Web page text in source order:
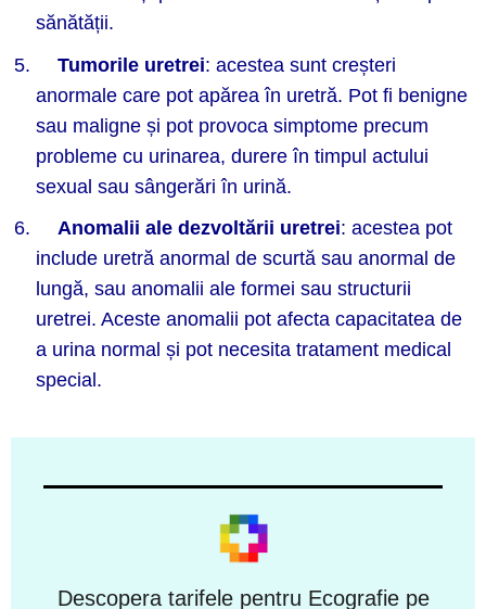
sănătății.
Tumorile uretrei: acestea sunt creșteri
anormale care pot apărea în uretră. Pot fi benigne
sau maligne și pot provoca simptome precum
probleme cu urinarea, durere în timpul actului
sexual sau sângerări în urină.
Anomalii ale dezvoltării uretrei: acestea pot
include uretră anormal de scurtă sau anormal de
lungă, sau anomalii ale formei sau structurii
uretrei. Aceste anomalii pot afecta capacitatea de
a urina normal și pot necesita tratament medical
special.
Descopera tarifele pentru Ecografie pe